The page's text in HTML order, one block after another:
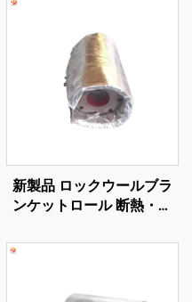
新製品 ロックウールブラ
ンケットロール 断熱・防
断熱カバー